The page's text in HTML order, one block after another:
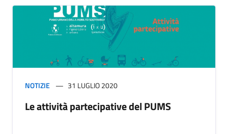
NOTIZIE 31 LUGLIO 2020
Le attività partecipative del PUMS